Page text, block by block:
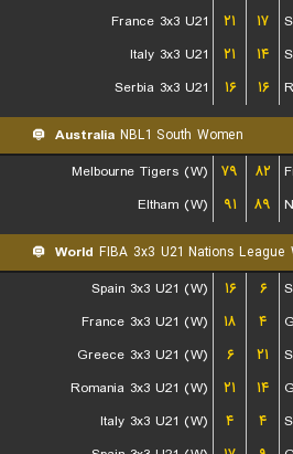
France 3x3 U21
۲۱ ۱۷
Italy 3x3 U21
۲۱ ۱۴
Serbia 3x3 U21
۱۶ ۱۶
Australia NBL1 South Women
Melbourne Tigers (W)
۷۹ ۸۲
Eltham (W)
۹۱ ۸۹
World FIBA 3x3 U21 Nations League
Spain 3x3 U21 (W)
۱۶ ۶
France 3x3 U21 (W)
۱۸ ۴
Greece 3x3 U21 (W)
۶ ۲۱
Romania 3x3 U21 (W)
۲۱ ۱۴
Italy 3x3 U21 (W)
۴ ۴